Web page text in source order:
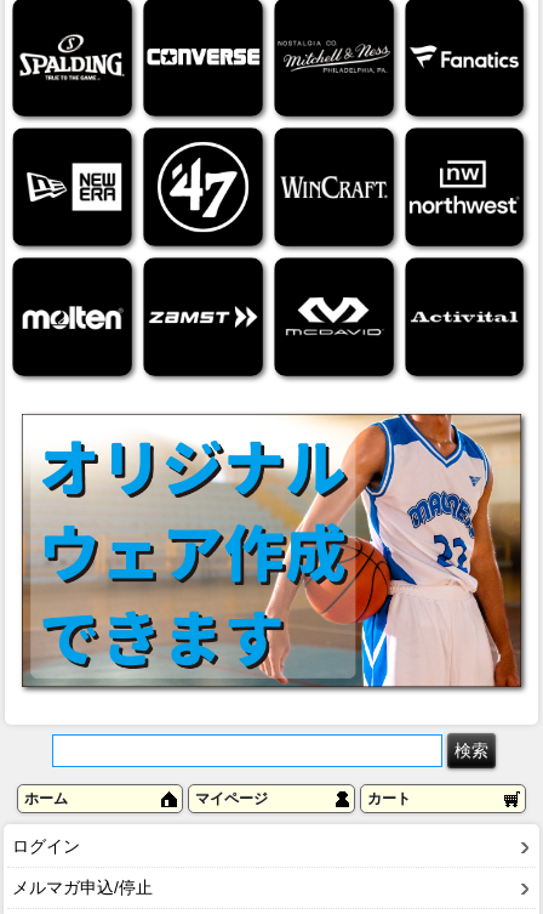
ホーム マイページ カート
ログイン
メルマガ申込/停止